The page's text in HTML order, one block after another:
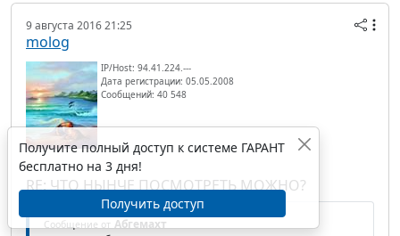
9 августа 2016 21:25
molog
IP/Host: 94.41.224.---
Дата регистрации: 05.05.2008
Сообщений: 40 548
RE: ЧТО НЫНЧЕ ПОСМОТРЕТЬ МОЖНО?
Сообщение от Абгемахт
Получите полный доступ к системе ГАРАНТ
бесплатно на 3 дня!
Получить доступ